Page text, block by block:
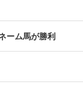
ーム馬が勝利